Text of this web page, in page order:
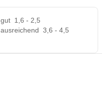
gut 1,6 - 2,5
ausreichend 3,6 - 4,5